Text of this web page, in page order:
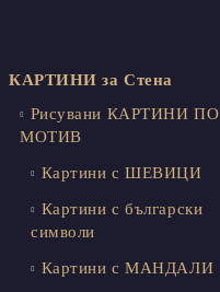
КАРТИНИ за Стена
Рисувани КАРТИНИ ПО
МОТИВ
Картини с ШЕВИЦИ
Картини с български
символи
Картини с МАНДАЛИ